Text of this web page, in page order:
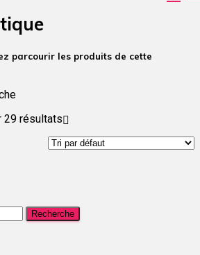
parcourir les produits de cette
29 résultats
Recherche